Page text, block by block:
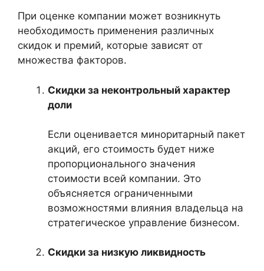
При оценке компании может возникнуть
необходимость применения различных
скидок и премий, которые зависят от
множества факторов.
Скидки за неконтрольный характер
доли
Если оценивается миноритарный пакет
акций, его стоимость будет ниже
пропорционального значения
стоимости всей компании. Это
объясняется ограниченными
возможностями влияния владельца на
стратегическое управление бизнесом.
Скидки за низкую ликвидность